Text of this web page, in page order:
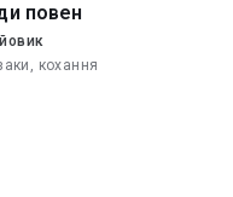
повен
кохання